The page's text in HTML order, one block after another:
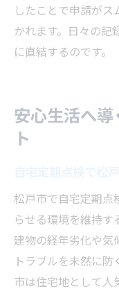
したことで申請が
かれます。日々の記
に直結するのです。
安心生活へ
ト
松戸市で自宅定期点
らせる環境を維持す
建物の経年劣化や気
トラブルを未然に
市は住宅地として人